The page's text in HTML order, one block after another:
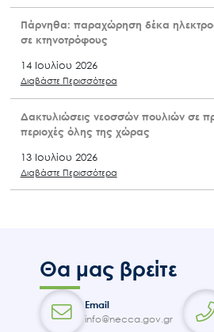
Πάρνηθα: παραχώρηση δέκα
σε κτηνοτρόφους
14 Ιουλίου 2026
Διαβάστε Περισσότερα
Δακτυλιώσεις νεοσσών πουλιών σε
περιοχές όλης της χώρας
13 Ιουλίου 2026
Διαβάστε Περισσότερα
Θα μας βρείτε
Email
info@necca.gov.gr